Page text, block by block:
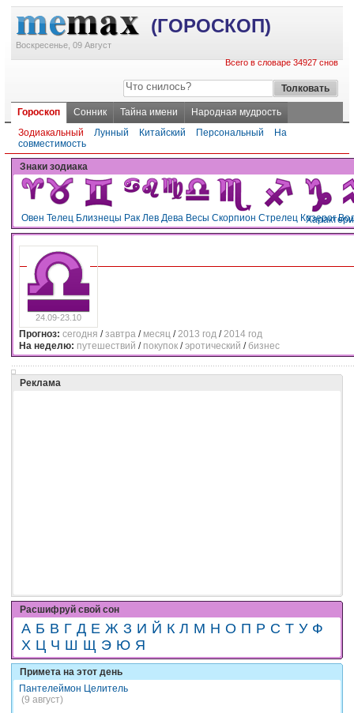
(ГОРОСКОП)
Воскресенье, 09 Август
Всего в словаре 34927 снов
Гороскоп Сонник Тайна имени
Народная мудрость
Зодиакальный
Лунный Китайский Персональный
На
совместимость
Знаки зодиака
Овен Телец Близнецы Рак Лев Дева Весы Скорпион Стрелец Козерог
24.09-23.10
Прогноз: сегодня /завтра / месяц /2013 год /2014 год
На неделю: путешествий / покупок /эротический /бизнес
Реклама
Расшифруй свой сон
А Б В Г Д Е Ж З И Й К Л М Н О П Р С Т У Ф
Х Ц Ч Ш Щ Э Ю Я
Примета на этот день
Пантелеймон Целитель
(9 август)